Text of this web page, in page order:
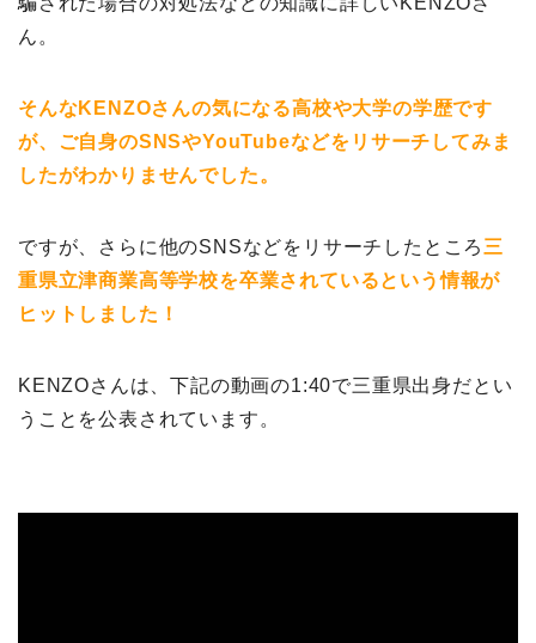
ん。
そんなKENZOさんの気になる高校や大学の学歴です
が、ご自身のSNSやYouTubeなどをリサーチしてみま
したがわかりませんでした。
ですが、さらに他のSNSなどをリサーチしたところ 三
重県立津商業高等学校を卒業されているという情報が
ヒットしました！
KENZOさんは、下記の動画の1:40で三重県出身だとい
うことを公表されています。